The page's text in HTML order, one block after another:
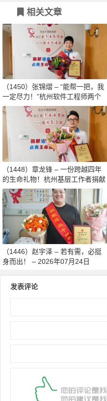
相关文章
（1450）张锦熠 – “能帮一把，我
一定尽力！”杭州软件工程师两个
月减重13斤赴生命之约 – 2026年0
8月03日
（1448）章龙锋 – 一份跨越四年
的生命礼物！杭州基层工作者捐献
造血干细胞传递希望 – 2026年07
月27日
（1446）赵宇泽 – 若有需，必挺
身而出！ – 2026年07月24日
发表评论